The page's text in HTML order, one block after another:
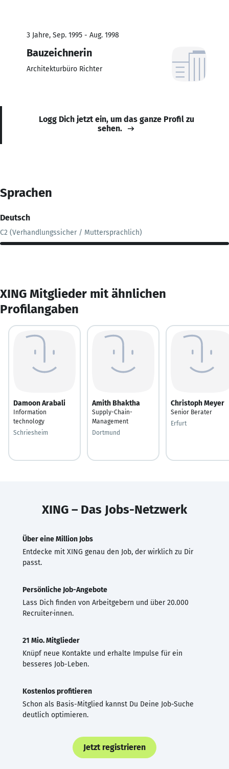
3 Jahre, Sep. 1995 - Aug. 1998
Bauzeichnerin
Architekturbüro Richter
Logg Dich jetzt ein, um das ganze Profil zu
sehen.
Sprachen
Deutsch
C2 (Verhandlungssicher / Muttersprachlich)
XING Mitglieder mit ähnlichen
Profilangaben
Damoon Arabali
Information
technology
Schriesheim
Amith Bhaktha
Supply-Chain-
Management
Dortmund
Christoph Meyer
Senior Berater
Erfurt
XING – Das Jobs-Netzwerk
Über eine Million Jobs
Entdecke mit XING genau den Job, der wirklich zu Dir
passt.
Persönliche Job-Angebote
Lass Dich finden von Arbeitgebern und über 20.000
Recruiter·innen.
21 Mio. Mitglieder
Knüpf neue Kontakte und erhalte Impulse für ein
besseres Job-Leben.
Kostenlos profitieren
Schon als Basis-Mitglied kannst Du Deine Job-Suche
deutlich optimieren.
Jetzt registrieren